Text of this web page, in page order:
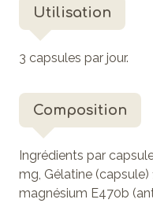
Utilisation
3 capsules par jour.
Composition
Ingrédients par
mg, Gélatine
magnésium E470b